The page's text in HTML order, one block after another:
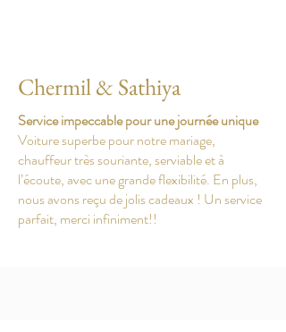
Chermil & Sathiya
Service impeccable pour une journée unique
Voiture superbe pour notre mariage,
chauffeur très souriante, serviable et à
l’écoute, avec une grande flexibilité. En plus,
nous avons reçu de jolis cadeaux ! Un service
parfait, merci infiniment!!